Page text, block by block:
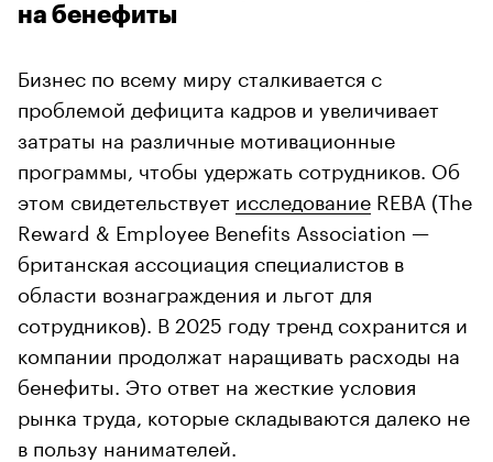
на бенефиты
Бизнес по всему миру сталкивается с
проблемой дефицита кадров и увеличивает
затраты на различные мотивационные
программы, чтобы удержать сотрудников. Об
этом свидетельствует исследование REBA (The
Reward & Employee Benefits Association —
британская ассоциация специалистов в
области вознаграждения и льгот для
сотрудников). В 2025 году тренд сохранится и
компании продолжат наращивать расходы на
бенефиты. Это ответ на жесткие условия
рынка труда, которые складываются далеко не
в пользу нанимателей.